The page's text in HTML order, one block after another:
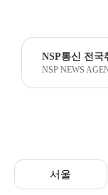
NSP통신 전국
NSP NEWS
서울